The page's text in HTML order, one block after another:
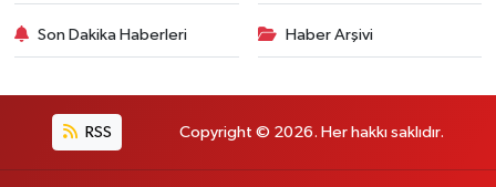
Son Dakika Haberleri Haber Arşivi
RSS Copyright © 2026. Her hakkı saklıdır.